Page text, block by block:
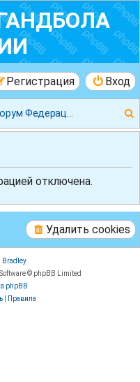
Вход
Регистрация
отключена.
Удалить cookies
Bradley
© phpBB Limited
phpBB
Правила